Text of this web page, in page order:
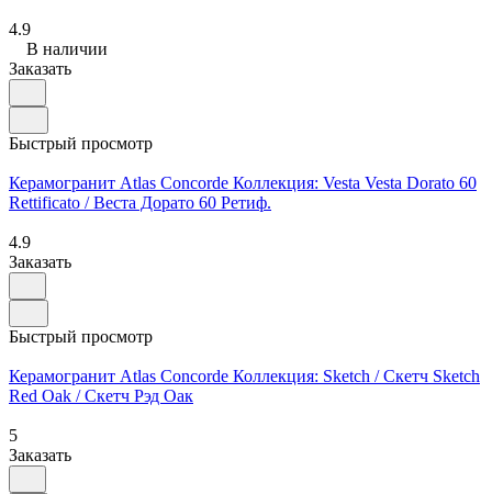
4.9
В наличии
Заказать
Быстрый просмотр
Керамогранит Atlas Concorde Коллекция: Vesta Vesta Dorato 60
Rettificato / Веста Дорато 60 Ретиф.
4.9
Заказать
Быстрый просмотр
Керамогранит Atlas Concorde Коллекция: Sketch / Скетч Sketch
Red Oak / Скетч Рэд Оак
5
Заказать